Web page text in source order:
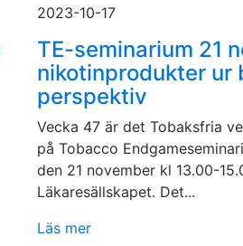
2023-10-17
TE-seminarium 21
nikotinprodukter ur
perspektiv
Vecka 47 är det Tobaksfria
på Tobacco
den 21 november kl 13.00-
Läkaresällskapet. Det...
Läs mer